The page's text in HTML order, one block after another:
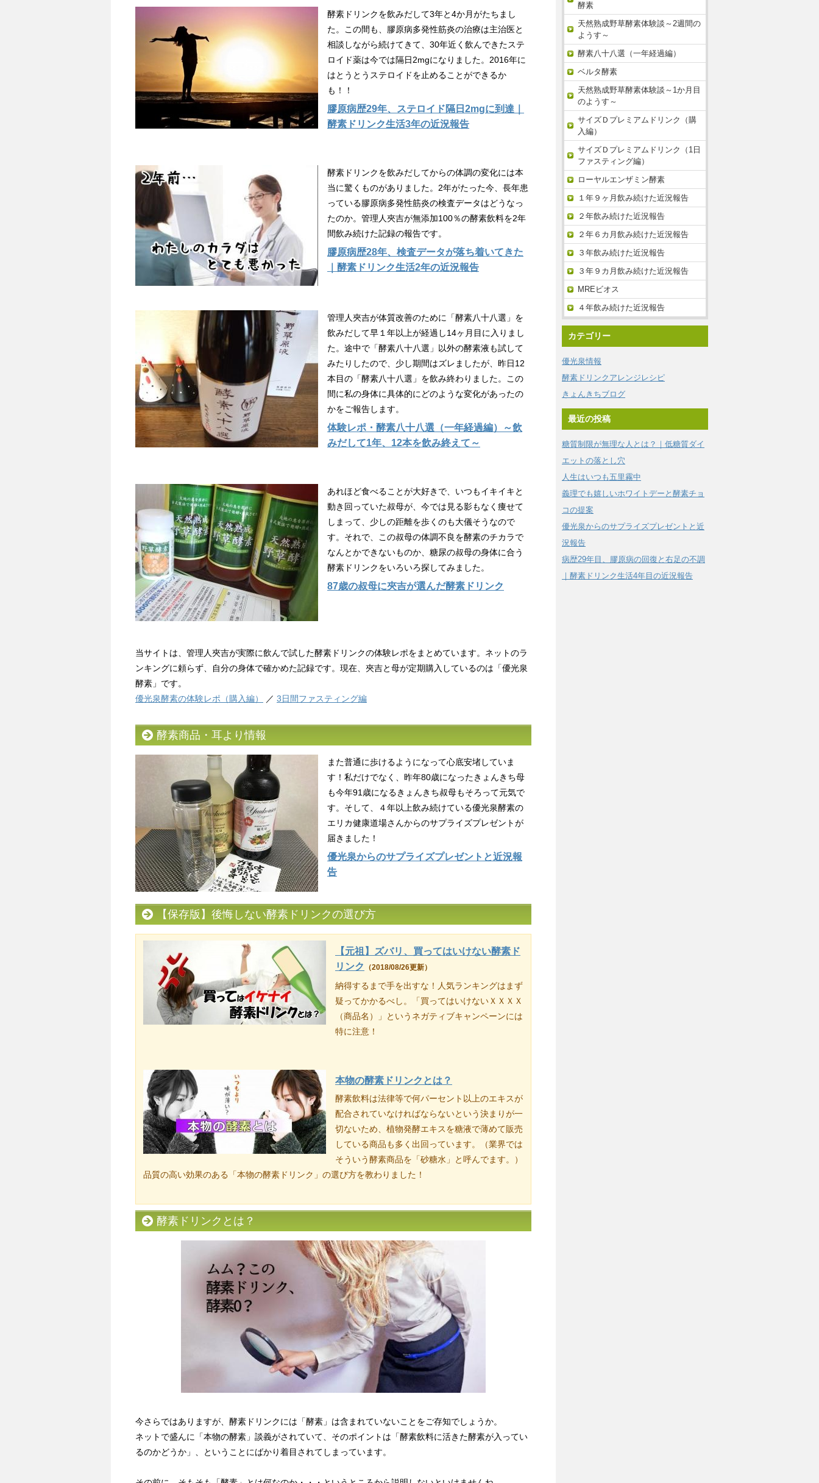
酵素ドリンクを飲みだして3年と4か月がたちまし
た。この間も、膠原病多発性筋炎の治療は主治医と
相談しながら続けてきて、30年近く飲んできたステ
ロイド薬は今では隔日2mgになりました。2016年に
はとうとうステロイドを止めることができるか
も！！
膠原病歴29年、ステロイド隔日2mgに到達｜
酵素ドリンク生活3年の近況報告
酵素ドリンクを飲みだしてからの体調の変化には本
当に驚くものがありました。2年がたった今、長年患
っている膠原病多発性筋炎の検査データはどうなっ
たのか。管理人夾吉が無添加100％の酵素飲料を2年
間飲み続けた記録の報告です。
膠原病歴28年、検査データが落ち着いてきた
｜酵素ドリンク生活2年の近況報告
管理人夾吉が体質改善のために「酵素八十八選」を
飲みだして早１年以上が経過し14ヶ月目に入りまし
た。途中で「酵素八十八選」以外の酵素液も試して
みたりしたので、少し期間はズレましたが、昨日12
本目の「酵素八十八選」を飲み終わりました。この
間に私の身体に具体的にどのような変化があったの
かをご報告します。
体験レポ・酵素八十八選（一年経過編）～飲
みだして1年、12本を飲み終えて～
あれほど食べることが大好きで、いつもイキイキと
動き回っていた叔母が、今では見る影もなく痩せて
しまって、少しの距離を歩くのも大儀そうなので
す。それで、この叔母の体調不良を酵素のチカラで
なんとかできないものか、糖尿の叔母の身体に合う
酵素ドリンクをいろいろ探してみました。
87歳の叔母に夾吉が選んだ酵素ドリンク
当サイトは、管理人夾吉が実際に飲んで試した酵素ドリンクの体験レポをまとめています。ネットのラ
ンキングに頼らず、自分の身体で確かめた記録です。現在、夾吉と母が定期購入しているのは「優光泉
酵素」です。
優光泉酵素の体験レポ（購入編）
／ 3日間ファスティング編
酵素商品・耳より情報
また普通に歩けるようになって心底安堵していま
す！私だけでなく、昨年80歳になったきょんきち母
も今年91歳になるきょんきち叔母もそろって元気で
す。そして、４年以上飲み続けている優光泉酵素の
エリカ健康道場さんからのサプライズプレゼントが
届きました！
優光泉からのサプライズプレゼントと近況報
告
【保存版】後悔しない酵素ドリンクの選び方
【元祖】ズバリ、買ってはいけない酵素ド
リンク
（2018/08/26更新）
納得するまで手を出すな！人気ランキングはまず
疑ってかかるべし。「買ってはいけないＸＸＸＸ
（商品名）」というネガティブキャンペーンには
特に注意！
本物の酵素ドリンクとは？
酵素飲料は法律等で何パーセント以上のエキスが
配合されていなければならないという決まりが一
切ないため、植物発酵エキスを糖液で薄めて販売
している商品も多く出回っています。（業界では
そういう酵素商品を「砂糖水」と呼んでます。）
品質の高い効果のある「本物の酵素ドリンク」の選び方を教わりました！
酵素ドリンクとは？
今さらではありますが、酵素ドリンクには「酵素」は含まれていないことをご存知でしょうか。
ネットで盛んに「本物の酵素」談義がされていて、そのポイントは「酵素飲料に活きた酵素が入ってい
るのかどうか」、ということにばかり着目されてしまっています。
酵素
天然熟成野草酵素体験談～2週間の
ようす～
酵素八十八選（一年経過編）
ベルタ酵素
天然熟成野草酵素体験談～1か月目
のようす～
サイズＤプレミアムドリンク（購
入編）
サイズＤプレミアムドリンク（1日
ファスティング編）
ローヤルエンザミン酵素
１年９ヶ月飲み続けた近況報告
２年飲み続けた近況報告
２年６カ月飲み続けた近況報告
３年飲み続けた近況報告
３年９カ月飲み続けた近況報告
MREビオス
４年飲み続けた近況報告
カテゴリー
優光泉情報
酵素ドリンクアレンジレシピ
きょんきちブログ
最近の投稿
糖質制限が無理な人とは？｜低糖質ダイ
エットの落とし穴
人生はいつも五里霧中
義理でも嬉しいホワイトデーと酵素チョ
コの提案
優光泉からのサプライズプレゼントと近
況報告
病歴29年目、膠原病の回復と右足の不調
｜酵素ドリンク生活4年目の近況報告